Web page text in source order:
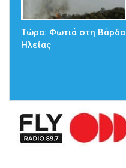
Τώρα: Φωτιά στη Βάρδα
Ηλείας